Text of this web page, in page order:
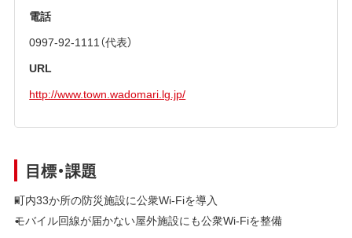
電話
0997-92-1111（代表）
URL
http://www.town.wadomari.lg.jp/
目標・課題
町内33か所の防災施設に公衆Wi-Fiを導入
モバイル回線が届かない屋外施設にも公衆Wi-Fiを整備